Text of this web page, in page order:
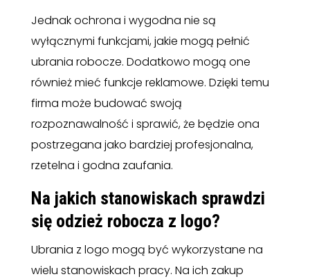
Jednak ochrona i wygodna nie są
wyłącznymi funkcjami, jakie mogą pełnić
ubrania robocze. Dodatkowo mogą one
również mieć funkcje reklamowe. Dzięki temu
firma może budować swoją
rozpoznawalność i sprawić, że będzie ona
postrzegana jako bardziej profesjonalna,
rzetelna i godna zaufania.
Na jakich stanowiskach sprawdzi
się odzież robocza z logo?
Ubrania z logo mogą być wykorzystane na
wielu stanowiskach pracy. Na ich zakup